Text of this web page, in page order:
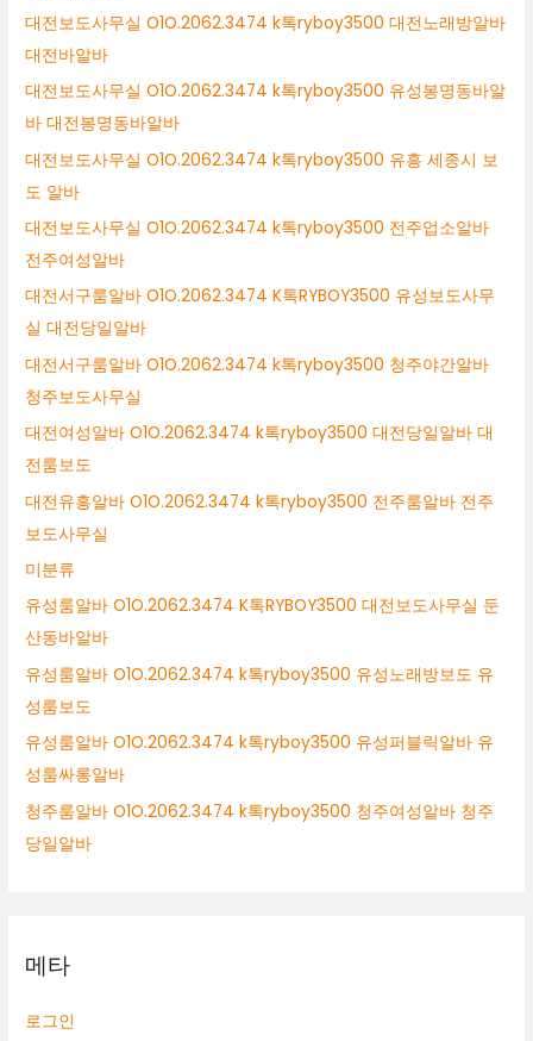
대전보도사무실 O1O.2062.3474 k톡ryboy3500 대전노래방알바
대전바알바
대전보도사무실 O1O.2062.3474 k톡ryboy3500 유성봉명동바알
바 대전봉명동바알바
대전보도사무실 O1O.2062.3474 k톡ryboy3500 유흥 세종시 보
도 알바
대전보도사무실 O1O.2062.3474 k톡ryboy3500 전주업소알바
전주여성알바
대전서구룸알바 O1O.2062.3474 K톡RYBOY3500 유성보도사무
실 대전당일알바
대전서구룸알바 O1O.2062.3474 k톡ryboy3500 청주야간알바
청주보도사무실
대전여성알바 O1O.2062.3474 k톡ryboy3500 대전당일알바 대
전룸보도
대전유흥알바 O1O.2062.3474 k톡ryboy3500 전주룸알바 전주
보도사무실
미분류
유성룸알바 O1O.2062.3474 K톡RYBOY3500 대전보도사무실 둔
산동바알바
유성룸알바 O1O.2062.3474 k톡ryboy3500 유성노래방보도 유
성룸보도
유성룸알바 O1O.2062.3474 k톡ryboy3500 유성퍼블릭알바 유
성룸싸롱알바
청주룸알바 O1O.2062.3474 k톡ryboy3500 청주여성알바 청주
당일알바
메타
로그인